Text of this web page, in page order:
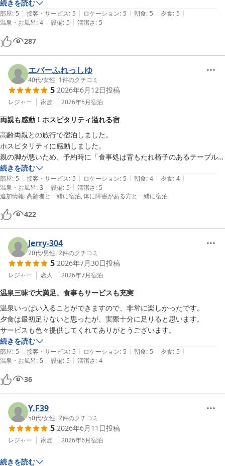
大満足の内容でした。
温泉はニューアワジグループのお風呂巡りができ、ちょっとした探検気
分で楽しめました。
続きを読む
部屋: 5 | 接客・サービス: 5 | ロケーション: 5 | 朝食: 5 | 夕食: 5 |
温泉・お風呂: 4 | 設備: 5 | 清潔さ: 5
287
エバーふれっしゆ
40代/女性 | 1件のクチコミ
5 2026年6月12日投稿
レジャー 家族 2026年5月宿泊
両親も感動！ホスピタリティ溢れる宿
高齢両親との旅行で宿泊しました。
ホスピタリティに感動しました。
親の脚が悪いため、予約時に「食事処は背もたれ椅子のあるテーブル席
を」とお願いしただけなのですが、席だけでなく場所も入り口近くにし
てくださったり、部屋の椅子への配慮や、露天風呂にも介護用の椅子を
事前に置いて下さっていたり。そして従業員の皆さんがお優しくて大変
ありがたかったです。
歳を重ねて旅行へのハードルが上がっていた親が「来年も来たい！」と
前向きになるほどでした。毎年お世話になろうと思います♪
続きを読む
部屋: 5 | 接客・サービス: 5 | ロケーション: 5 | 朝食: 4 | 夕食: 4 |
温泉・お風呂: 3 | 設備: 5 | 清潔さ: 5
追加情報:高齢者と一緒に宿泊 体に障害がある方と一緒に宿泊
422
Jerry-304
20代/男性 |2件のクチコミ
5 2026年7月30日投稿
レジャー 恋人 2026年7月宿泊
温泉三昧で大満足、食事もサービスも充実
温泉いっぱい入ることができますので、非常に楽しかったです。
夕食は最初足りないと思ったが、実際十分に足りると思います。
サービスも色々提供してくれてありがとうございます。
続きを読む
部屋: 5 | 接客・サービス: 5 | ロケーション: 5 | 朝食: 5 | 夕食: 5 |
温泉・お風呂: 5 | 設備: 5 | 清潔さ: 4
36
Y.F39
50代/女性 |2件のクチコミ
5 2026年6月11日投稿
レジャー 家族 2026年6月宿泊
続きを読む